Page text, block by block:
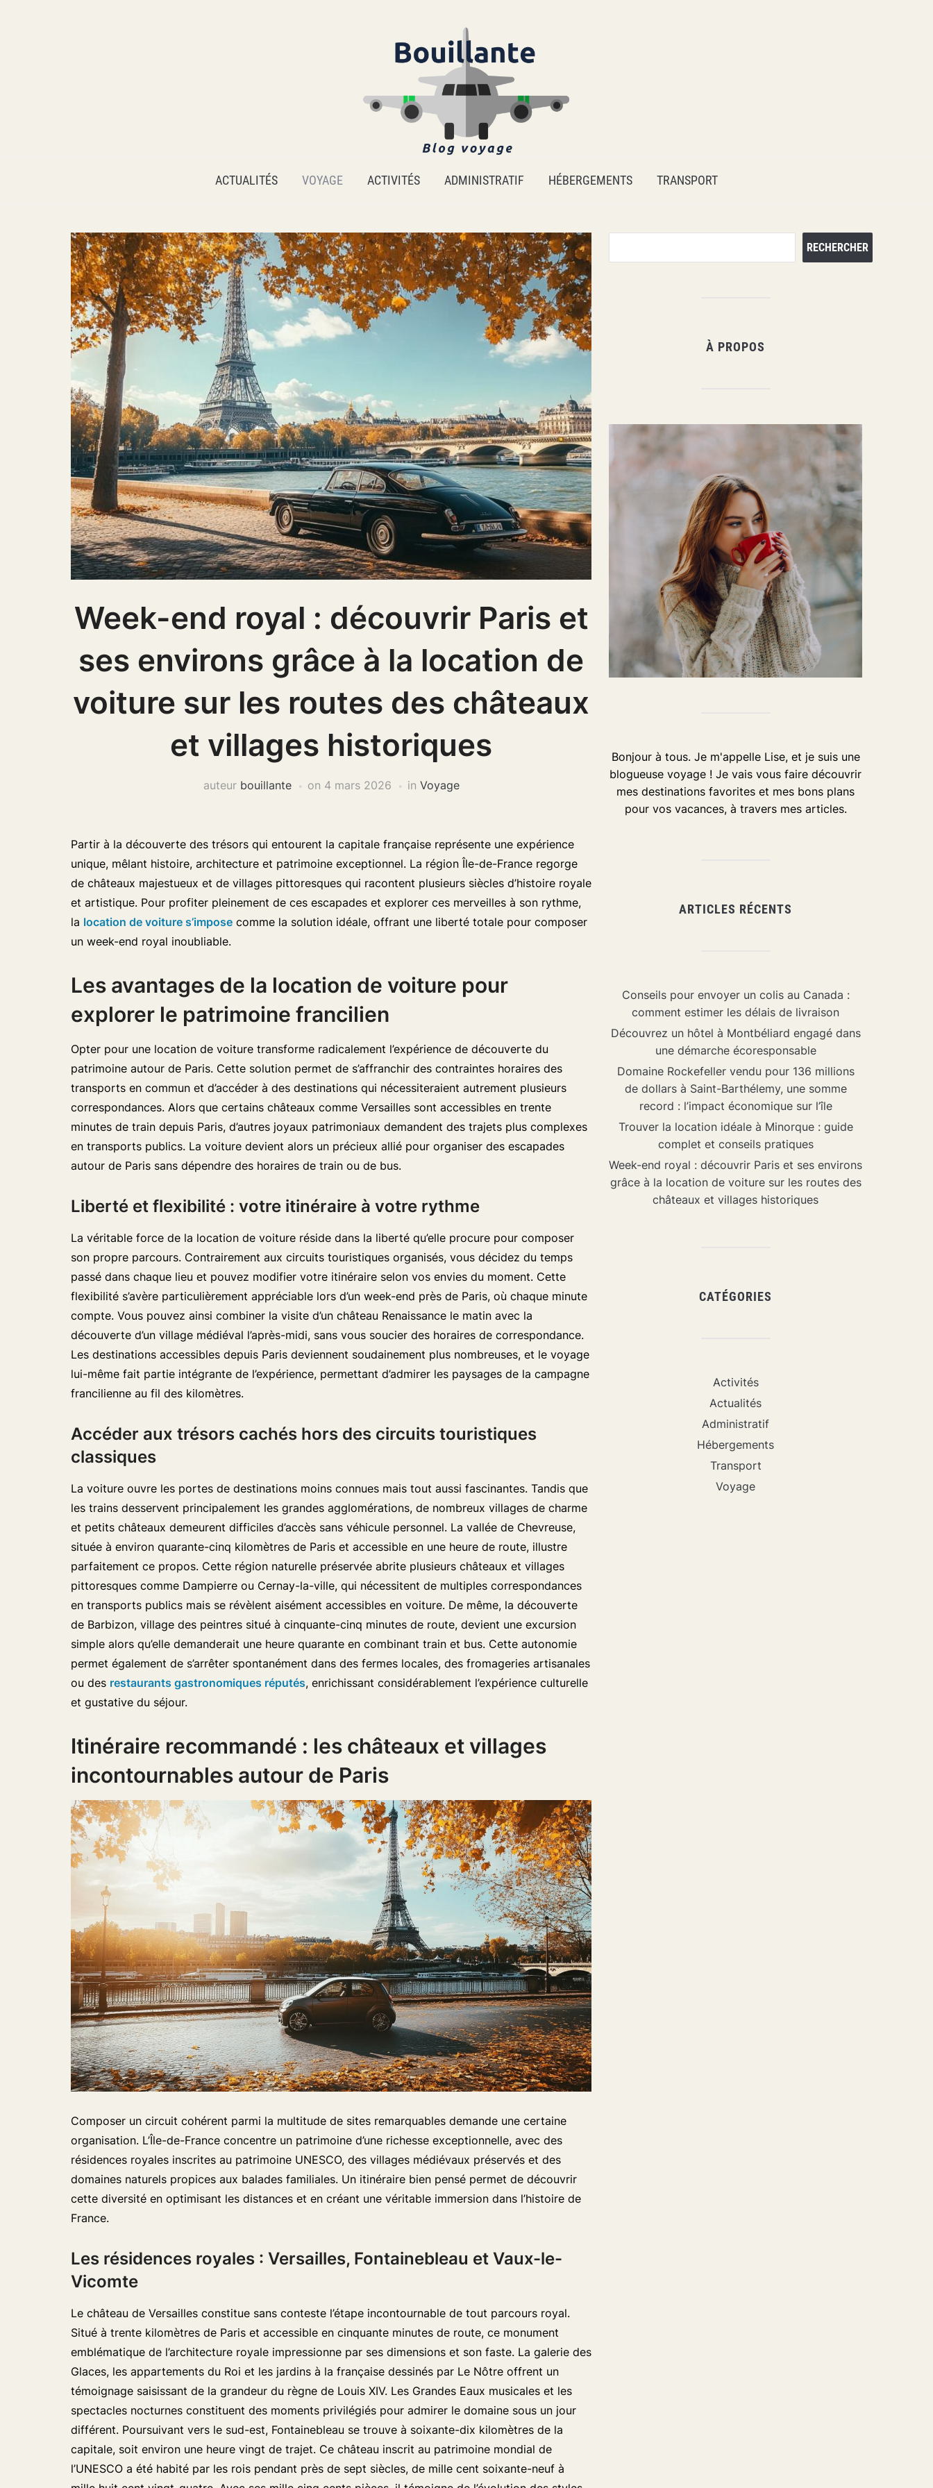
ACTUALITÉS VOYAGE ACTIVITÉS ADMINISTRATIF HÉBERGEMENTS TRANSPORT
Week-end royal : découvrir Paris et
ses environs grâce à la location de
voiture sur les routes des châteaux
et villages historiques
auteur bouillante on 4 mars 2026 in Voyage
Partir à la découverte des trésors qui entourent la capitale française représente une expérience
unique, mêlant histoire, architecture et patrimoine exceptionnel. La région Île-de-France regorge
de châteaux majestueux et de villages pittoresques qui racontent plusieurs siècles d’histoire royale
et artistique. Pour profiter pleinement de ces escapades et explorer ces merveilles à son rythme,
la location de voiture s’impose comme la solution idéale, offrant une liberté totale pour composer
un week-end royal inoubliable.
Les avantages de la location de voiture pour
explorer le patrimoine francilien
Opter pour une location de voiture transforme radicalement l’expérience de découverte du
patrimoine autour de Paris. Cette solution permet de s’affranchir des contraintes horaires des
transports en commun et d’accéder à des destinations qui nécessiteraient autrement plusieurs
correspondances. Alors que certains châteaux comme Versailles sont accessibles en trente
minutes de train depuis Paris, d’autres joyaux patrimoniaux demandent des trajets plus complexes
en transports publics. La voiture devient alors un précieux allié pour organiser des escapades
autour de Paris sans dépendre des horaires de train ou de bus.
Liberté et flexibilité : votre itinéraire à votre rythme
La véritable force de la location de voiture réside dans la liberté qu’elle procure pour composer
son propre parcours. Contrairement aux circuits touristiques organisés, vous décidez du temps
passé dans chaque lieu et pouvez modifier votre itinéraire selon vos envies du moment. Cette
flexibilité s’avère particulièrement appréciable lors d’un week-end près de Paris, où chaque minute
compte. Vous pouvez ainsi combiner la visite d’un château Renaissance le matin avec la
découverte d’un village médiéval l’après-midi, sans vous soucier des horaires de correspondance.
Les destinations accessibles depuis Paris deviennent soudainement plus nombreuses, et le voyage
lui-même fait partie intégrante de l’expérience, permettant d’admirer les paysages de la campagne
francilienne au fil des kilomètres.
Accéder aux trésors cachés hors des circuits touristiques
classiques
La voiture ouvre les portes de destinations moins connues mais tout aussi fascinantes. Tandis que
les trains desservent principalement les grandes agglomérations, de nombreux villages de charme
et petits châteaux demeurent difficiles d’accès sans véhicule personnel. La vallée de Chevreuse,
située à environ quarante-cinq kilomètres de Paris et accessible en une heure de route, illustre
parfaitement ce propos. Cette région naturelle préservée abrite plusieurs châteaux et villages
pittoresques comme Dampierre ou Cernay-la-ville, qui nécessitent de multiples correspondances
en transports publics mais se révèlent aisément accessibles en voiture. De même, la découverte
de Barbizon, village des peintres situé à cinquante-cinq minutes de route, devient une excursion
simple alors qu’elle demanderait une heure quarante en combinant train et bus. Cette autonomie
permet également de s’arrêter spontanément dans des fermes locales, des fromageries artisanales
ou des restaurants gastronomiques réputés, enrichissant considérablement l’expérience culturelle
et gustative du séjour.
Itinéraire recommandé : les châteaux et villages
incontournables autour de Paris
Composer un circuit cohérent parmi la multitude de sites remarquables demande une certaine
organisation. L’Île-de-France concentre un patrimoine d’une richesse exceptionnelle, avec des
résidences royales inscrites au patrimoine UNESCO, des villages médiévaux préservés et des
domaines naturels propices aux balades familiales. Un itinéraire bien pensé permet de découvrir
cette diversité en optimisant les distances et en créant une véritable immersion dans l’histoire de
France.
Les résidences royales : Versailles, Fontainebleau et Vaux-le-
Vicomte
Le château de Versailles constitue sans conteste l’étape incontournable de tout parcours royal.
Situé à trente kilomètres de Paris et accessible en cinquante minutes de route, ce monument
emblématique de l’architecture royale impressionne par ses dimensions et son faste. La galerie des
Glaces, les appartements du Roi et les jardins à la française dessinés par Le Nôtre offrent un
témoignage saisissant de la grandeur du règne de Louis XIV. Les Grandes Eaux musicales et les
spectacles nocturnes constituent des moments privilégiés pour admirer le domaine sous un jour
différent. Poursuivant vers le sud-est, Fontainebleau se trouve à soixante-dix kilomètres de la
capitale, soit environ une heure vingt de trajet. Ce château inscrit au patrimoine mondial de
l’UNESCO a été habité par les rois pendant près de sept siècles, de mille cent soixante-neuf à
RECHERCHER
À PROPOS
Bonjour à tous. Je m'appelle Lise, et je suis une
blogueuse voyage ! Je vais vous faire découvrir
mes destinations favorites et mes bons plans
pour vos vacances, à travers mes articles.
ARTICLES RÉCENTS
Conseils pour envoyer un colis au Canada :
comment estimer les délais de livraison
Découvrez un hôtel à Montbéliard engagé dans
une démarche écoresponsable
Domaine Rockefeller vendu pour 136 millions
de dollars à Saint-Barthélemy, une somme
record : l’impact économique sur l’île
Trouver la location idéale à Minorque : guide
complet et conseils pratiques
Week-end royal : découvrir Paris et ses environs
grâce à la location de voiture sur les routes des
châteaux et villages historiques
CATÉGORIES
Activités
Actualités
Administratif
Hébergements
Transport
Voyage